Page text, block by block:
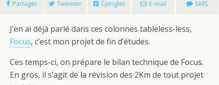
Partager Tweeter Épingler E-mail SMS
J’en ai déjà parlé dans ces colonnes tableless-less,
Focus, c’est mon projet de fin d’études.
Ces temps-ci, on prépare le bilan technique de Focus.
En gros, il s’agit de la révision des 2Km de tout projet